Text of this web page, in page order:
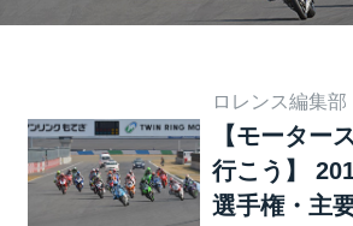
ロレンス編集部
【モーター
行こう】
選手権・主